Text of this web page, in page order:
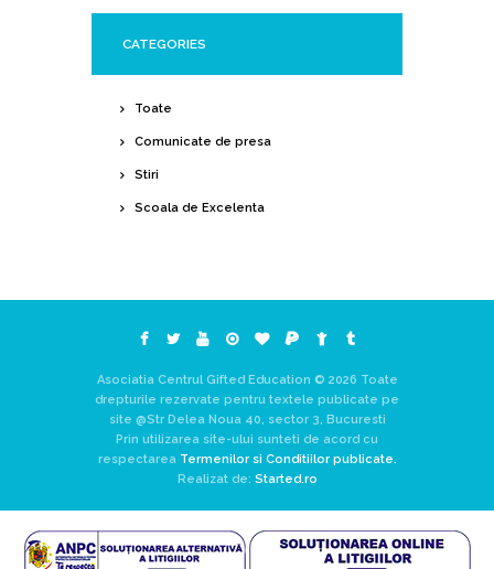
CATEGORIES
Toate
Comunicate de presa
Stiri
Scoala de Excelenta
Asociatia Centrul Gifted Education © 2026 Toate
drepturile rezervate pentru textele publicate pe
site @Str Delea Noua 40, sector 3, Bucuresti
Prin utilizarea site-ului sunteti de acord cu
respectarea Termenilor si Conditiilor publicate.
Realizat de: Started.ro